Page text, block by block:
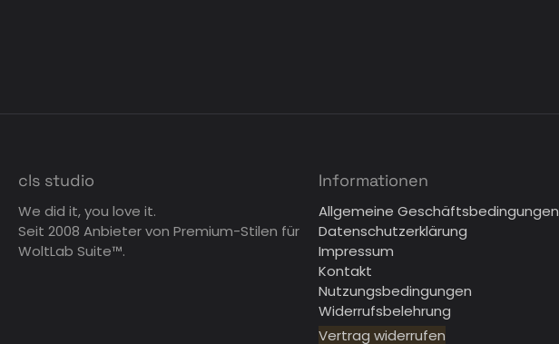
cls studio
We did it, you love it.
Seit 2008 Anbieter von Premium-Stilen für
WoltLab Suite™.
Informationen
Allgemeine Geschäftsbedingungen
Datenschutzerklärung
Impressum
Kontakt
Nutzungsbedingungen
Widerrufsbelehrung
Vertrag widerrufen